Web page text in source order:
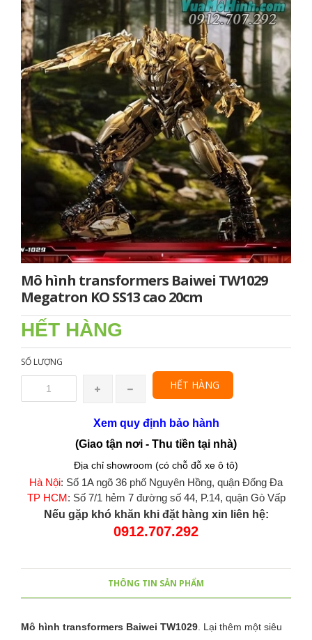
Mô hình transformers Baiwei TW1029
Megatron KO SS13 cao 20cm
HẾT HÀNG
SỐ LƯỢNG
HẾT HÀNG
Xem quy định bảo hành
(Giao tận nơi - Thu tiền tại nhà)
Địa chỉ showroom (có chỗ đỗ xe ô tô)
Hà Nội: Số 1A ngõ 36 phố Nguyên Hồng, quận Đống Đa
TP HCM : Số 7/1 hẻm 7 đường số 44, P.14, quận Gò Vấp
Nếu gặp khó khăn khi đặt hàng xin liên hệ:
0912.707.292
THÔNG TIN SẢN PHẨM
Mô hình transformers Baiwei TW1029. Lại thêm một siêu